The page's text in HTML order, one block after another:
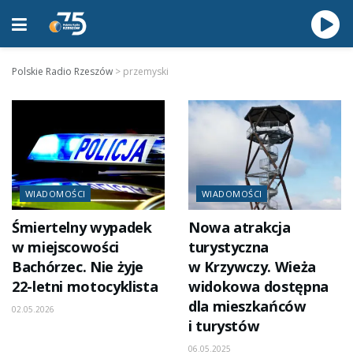
Polskie Radio Rzeszów > przemyski
WIADOMOŚCI
Śmiertelny wypadek
w miejscowości
Bachórzec. Nie żyje
22-letni motocyklista
02.05.2026
WIADOMOŚCI
Nowa atrakcja
turystyczna
w Krzywczy. Wieża
widokowa dostępna
dla mieszkańców
i turystów
06.05.2025